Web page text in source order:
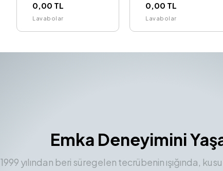
0,00 TL
Lavabolar
0,00 TL
Lavabolar
Emka Deneyimini
1999 yılından beri süregelen tecrübenin ışığında,